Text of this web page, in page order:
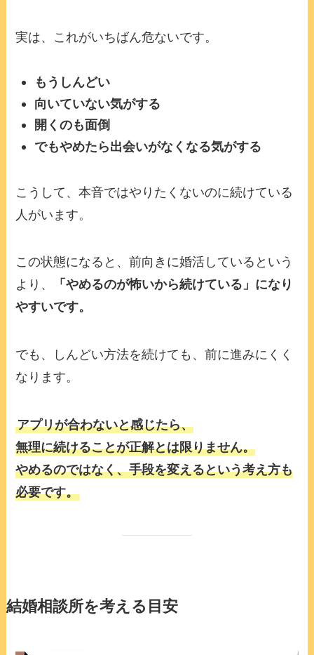
実は、これがいちばん危ないです。
もうしんどい
向いていない気がする
開くのも面倒
でもやめたら出会いがなくなる気がする
こうして、本音ではやりたくないのに続けている
人がいます。
この状態になると、前向きに婚活しているという
より、
「やめるのが怖いから続けている」になり
やすいです。
でも、しんどい方法を続けても、前に進みにくく
なります。
アプリが合わないと感じたら、
無理に続けることが正解とは限りません。
やめるのではなく、手段を変えるという考え方も
必要です。
結婚相談所を考える目安